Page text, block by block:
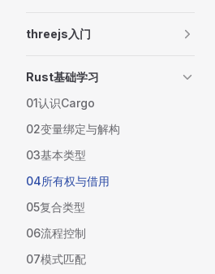
threejs入门
Rust基础学习
01认识Cargo
02变量绑定与解构
03基本类型
04所有权与借用
05复合类型
06流程控制
07模式匹配